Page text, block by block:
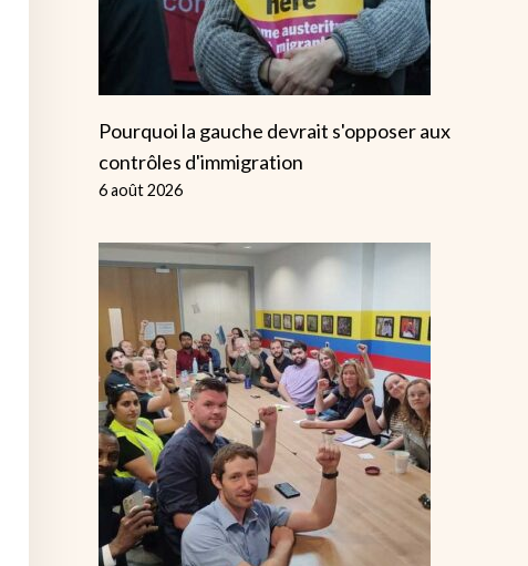
Pourquoi la gauche devrait s'opposer aux
contrôles d'immigration
6 août 2026